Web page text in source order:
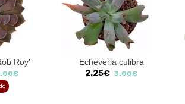
Roy' Echeveria culibra
2.25€ 3.00€